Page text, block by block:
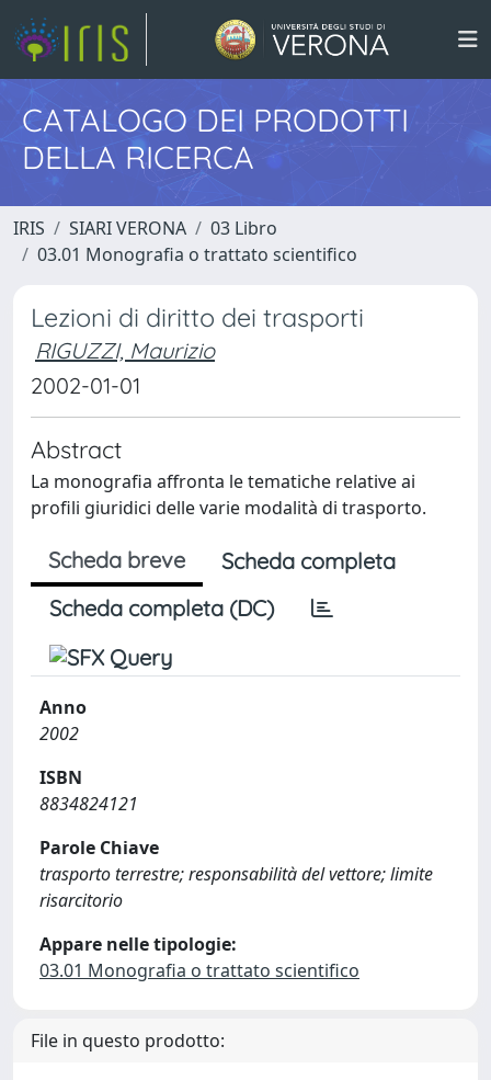
CATALOGO DEI PRODOTTI
DELLA RICERCA
IRIS SIARI VERONA
03 Libro
03.01 Monografia o trattato scientifico
Lezioni di diritto dei trasporti
RIGUZZI, Maurizio
2002-01-01
Abstract
La monografia affronta le tematiche relative ai
profili giuridici delle varie modalità di trasporto.
Scheda breve
Scheda completa
Scheda completa (DC)
Anno
2002
ISBN
8834824121
Parole Chiave
trasporto terrestre; responsabilità del vettore; limite
risarcitorio
Appare nelle tipologie:
03.01 Monografia o trattato scientifico
File in questo prodotto: